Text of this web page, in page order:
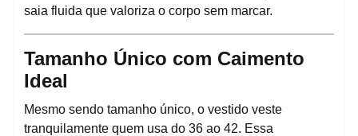
saia fluida que valoriza o corpo sem marcar.
Tamanho Único com Caimento
Ideal
Mesmo sendo tamanho único, o vestido veste
tranquilamente quem usa do 36 ao 42. Essa